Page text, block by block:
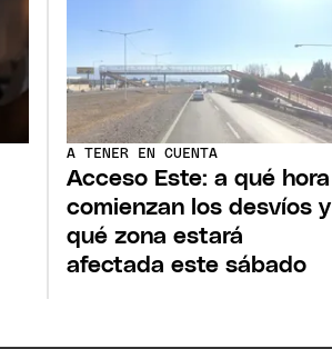
A TENER EN CUENTA
Acceso Este: a qué hora
comienzan los desvíos y
qué zona estará
afectada este sábado